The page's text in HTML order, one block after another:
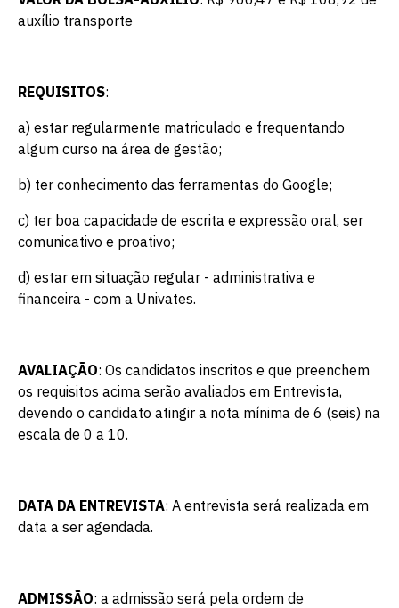
auxílio transporte
REQUISITOS:
a) estar regularmente matriculado e frequentando
algum curso na área de gestão;
b) ter conhecimento das ferramentas do Google;
c) ter boa capacidade de escrita e expressão oral, ser
comunicativo e proativo;
d) estar em situação regular - administrativa e
financeira - com a Univates.
AVALIAÇÃO: Os candidatos inscritos e que preenchem
os requisitos acima serão avaliados em Entrevista,
devendo o candidato atingir a nota mínima de 6 (seis) na
escala de 0 a 10.
DATA DA ENTREVISTA: A entrevista será realizada em
data a ser agendada.
ADMISSÃO: a admissão será pela ordem de